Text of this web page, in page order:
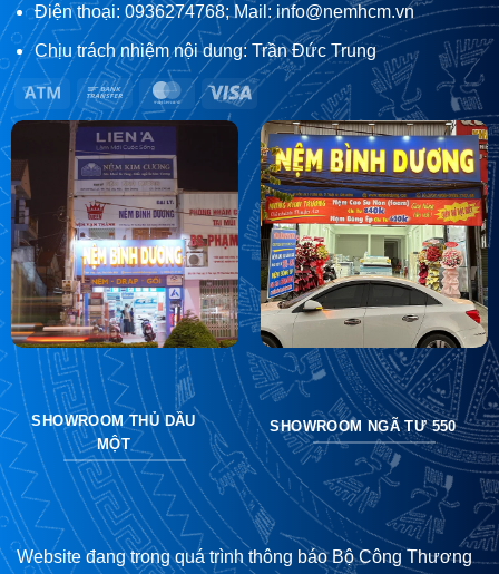
Điện thoại: 0936274768; Mail: info@nemhcm.vn
Chịu trách nhiệm nội dung: Trần Đức Trung
Atm
Bank
Transfer
MasterCardVisa
SHOWROOM THỦ DẦU
MỘT
SHOWROOM NGÃ TƯ 550
Website đang trong quá trình thông báo Bộ Công Thương